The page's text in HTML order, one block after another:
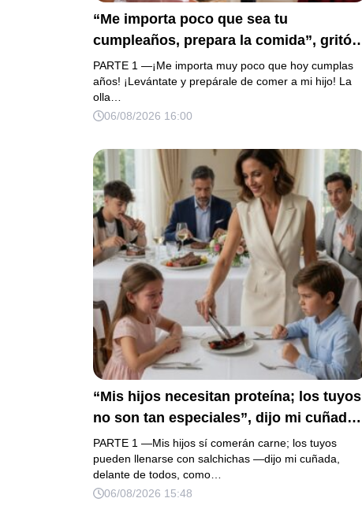
“Me importa poco que sea tu
cumpleaños, prepara la comida”, gritó
mi suegra antes de lanzar una olla
contra mi cama. Mi esposo regresó
horas después oliendo al perfume de su
amante, seguro de que yo lo perdonaría.
Pero yo ya tenía 3 copias de los estados
de cuenta y una carta que podía dejarlo
sin el hogar que creía suyo.
PARTE 1 —¡Me importa muy poco que hoy cumplas
años! ¡Levántate y prepárale de comer a mi hijo! La
olla…
06/08/2026 16:00
“Mis hijos necesitan proteína; los tuyos
no son tan especiales”, dijo mi cuñada
mientras repartía el asado y hacía llorar
a mi hija. Mi esposo me pidió que no
armara un escándalo, así que guardé
silencio, terminé un pastel de boda de
PARTE 1 —Mis hijos sí comerán carne; los tuyos
pueden llenarse con salchichas —dijo mi cuñada,
delante de todos, como…
06/08/2026 15:48